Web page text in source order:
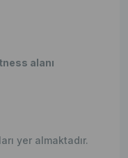
alanı
yer almaktadır.